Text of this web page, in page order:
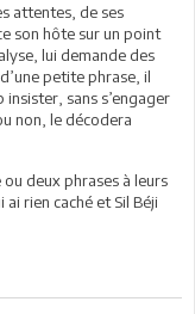
attentes, de ses
son hôte sur un point
lui demande des
petite phrase, il
sans s’engager
non, le décodera
deux phrases à leurs
ai rien caché et Sil Béji